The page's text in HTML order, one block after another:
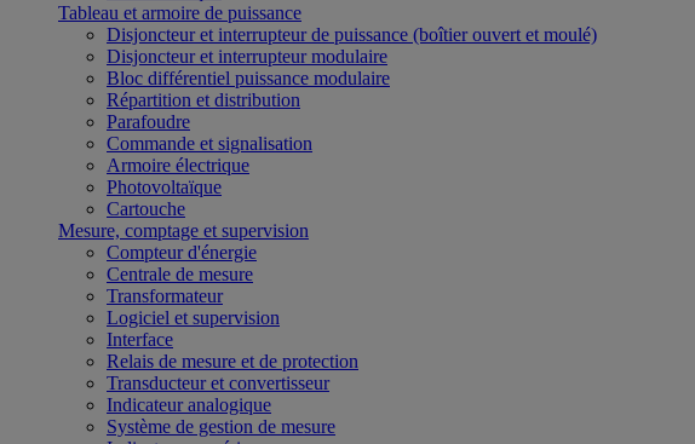
Tableau et armoire de puissance
Disjoncteur et interrupteur de puissance (boîtier ouvert et moulé)
Disjoncteur et interrupteur modulaire
Bloc différentiel puissance modulaire
Répartition et distribution
Parafoudre
Commande et signalisation
Armoire électrique
Photovoltaïque
Cartouche
Mesure, comptage et supervision
Compteur d'énergie
Centrale de mesure
Transformateur
Logiciel et supervision
Interface
Relais de mesure et de protection
Transducteur et convertisseur
Indicateur analogique
Système de gestion de mesure